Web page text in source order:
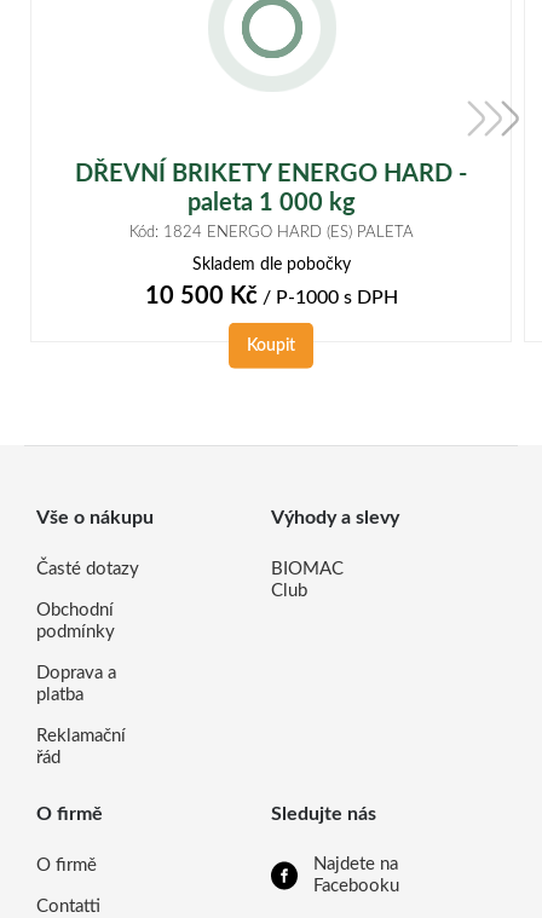
DŘEVNÍ BRIKETY ENERGO HARD -
paleta 1 000 kg
Kód: 1824 ENERGO HARD (ES) PALETA
Skladem dle pobočky
10 500 Kč/ P-1000 s DPH
Koupit
Vše o nákupu
Časté dotazy
Obchodní
podmínky
Doprava a
platba
Reklamační
řád
Výhody a slevy
BIOMAC
Club
O firmě
O firmě
Contatti
Sledujte nás
Najdete na
Facebooku